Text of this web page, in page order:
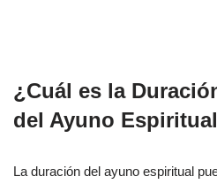
¿Cuál es la
del Ayuno
La duración del ayuno espiritual